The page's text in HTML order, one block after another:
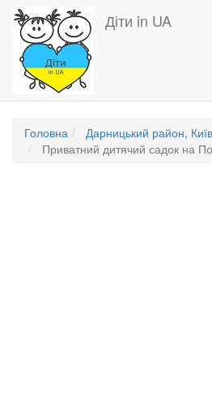
Перейти
основного
вмісту
Діти in UA
Головна
Дарницький район, Київ
Приватний дитячий садок на